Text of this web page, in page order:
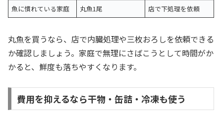
魚に慣れている家庭
丸魚1尾 店で下処理を依頼
丸魚を買うなら、店で内臓処理や三枚おろしを依頼できる
か確認しましょう。家庭で無理にさばこうとして時間がか
かると、鮮度も落ちやすくなります。
費用を抑えるなら干物・缶詰・冷凍も使う